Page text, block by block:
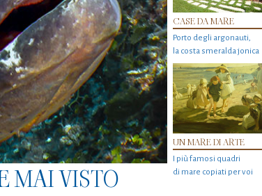
MAI VISTO
CASE DA MARE
Porto degli argonauti,
la costa smeralda jonica
UN MARE DI ARTE
I più famosi quadri
di mare copiati per voi